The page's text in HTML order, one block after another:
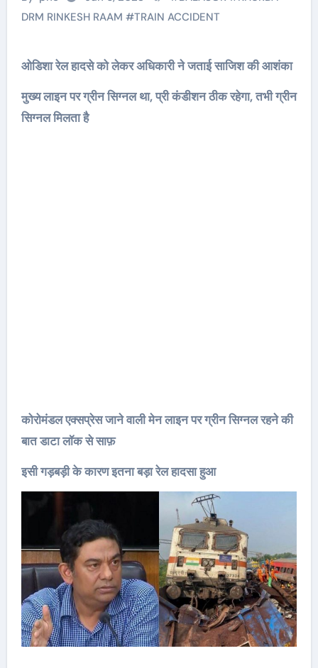
DRM RINKESH RAAM #TRAIN ACCIDENT
ओडिशा रेल हादसे को लेकर अधिकारी ने जताई साजिश की आशंका
मुख्य लाइन पर ग्रीन सिग्नल था, प्री कंडीशन ठीक रहेगा, तभी ग्रीन
सिग्नल मिलता है
कोरोमंडल एक्सप्रेस जाने वाली मेन लाइन पर ग्रीन सिग्नल रहने की
बात डाटा लॉक से साफ़
इसी गड़बड़ी के कारण इतना बड़ा रेल हादसा हुआ